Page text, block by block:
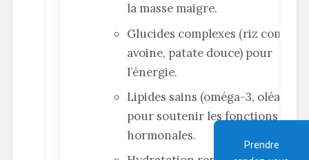
la masse maigre.
Glucides complexes (riz complet,
avoine, patate douce) pour
l’énergie.
Lipides sains (oméga-3,
pour soutenir les fonctions
hormonales.
Prendre